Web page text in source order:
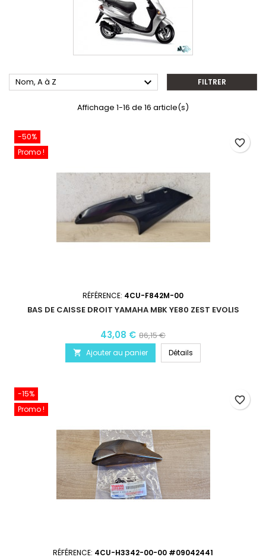
Nom, A à Z  FILTRER
Affichage 1-16 de 16 article(s)
-50%
Promo !
RÉFÉRENCE: 4CU-F842M-00
BAS DE CAISSE DROIT YAMAHA MBK YE80 ZEST EVOLIS
43,08 € 86,15 €
 Ajouter au panier Détails
favorite_border
-15%
Promo !
RÉFÉRENCE: 4CU-H3342-00-00 #09042441
favorite_border